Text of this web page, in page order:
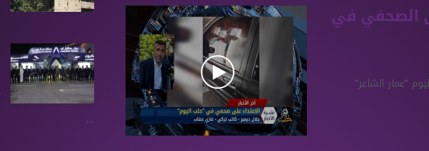
الصحفي في
"عمار الشاعر"
...